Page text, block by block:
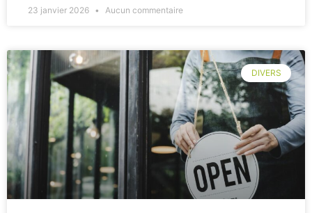
23 janvier 2026 Aucun commentaire
DIVERS